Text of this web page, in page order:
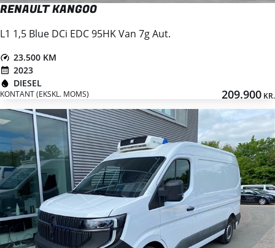
RENAULT KANGOO
L1 1,5 Blue DCi EDC 95HK Van 7g Aut.
23.500 KM
2023
DIESEL
KONTANT (EKSKL. MOMS) 209.900 KR.